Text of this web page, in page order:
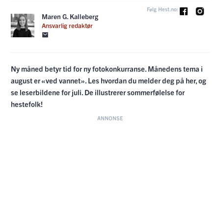
Maren G. Kalleberg
Ansvarlig redaktør
Følg Hest.no:
Ny måned betyr tid for ny fotokonkurranse. Månedens tema i
august er «ved vannet». Les hvordan du melder deg på her, og
se leserbildene for juli. De illustrerer sommerfølelse for
hestefolk!